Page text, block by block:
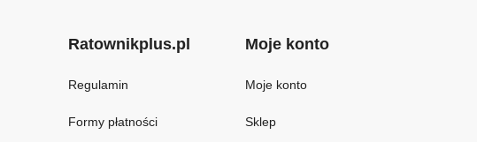
Ratownikplus.pl
Regulamin
Formy płatności
Moje konto
Moje konto
Sklep